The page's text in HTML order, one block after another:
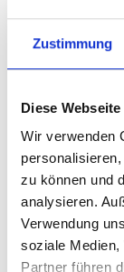
Zustimmung
Diese
Wir verwenden
zu können und
analysieren.
Verwendung
soziale Medien,
Partner führen
Petershagen
Porta
Porta
Porta
Porta
Eilsen
suche Bad Eilsen